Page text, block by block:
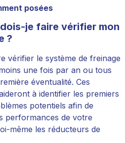
posées
je faire vérifier mon
?
vérifier le système de freinage
une fois par an ou tous
éventualité. Ces
à identifier les premiers
potentiels afin de
performances de votre
même les réducteurs de